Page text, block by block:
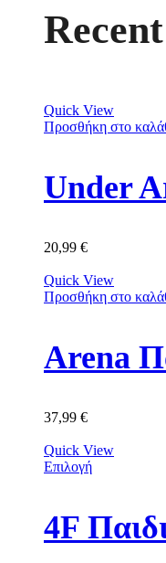
Quick View
Προσθήκη στο
Under
20,99 €
Quick View
Προσθήκη στο
Arena
37,99 €
Quick View
Επιλογή